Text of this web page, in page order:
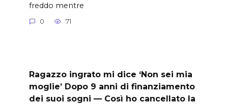
freddo mentre
0 71
Ragazzo ingrato mi dice ‘Non sei mia
moglie’ Dopo 9 anni di finanziamento
dei suoi sogni — Così ho cancellato la